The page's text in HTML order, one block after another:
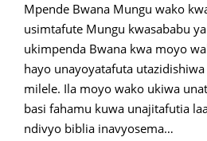
Mpende Bwana Mungu wako
usimtafute Mungu kwasababu
ukimpenda Bwana kwa moyo
hayo unayoyatafuta
milele. Ila moyo wako ukiwa
basi fahamu kuwa unajitafutia
ndivyo biblia inavyosema…